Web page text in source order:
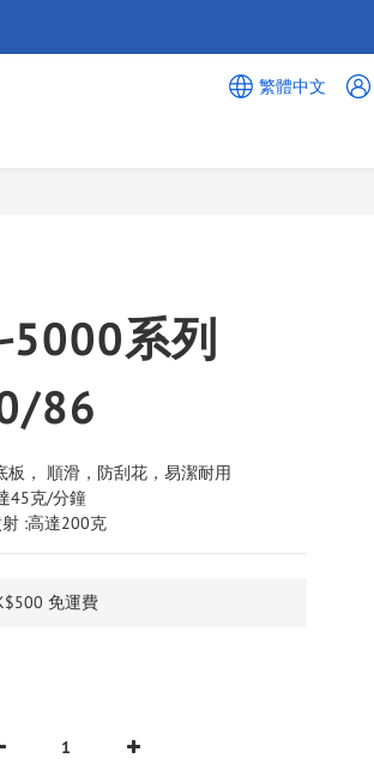
繁體中文
5000系列
86
板， 順滑，防刮花，易潔耐用
45克/分鐘
:高達200克
免運費